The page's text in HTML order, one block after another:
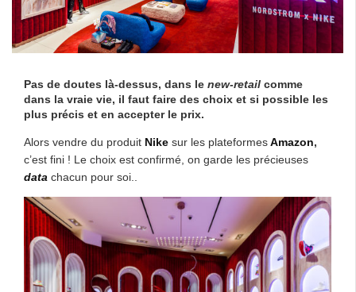
Pas de doutes là-dessus, dans le new-retail comme
dans la vraie vie, il faut faire des choix et si possible les
plus précis et en accepter le prix.
Alors vendre du produit Nike sur les plateformesAmazon,
c’est fini ! Le choix est confirmé, on garde les précieuses
data chacun pour soi..